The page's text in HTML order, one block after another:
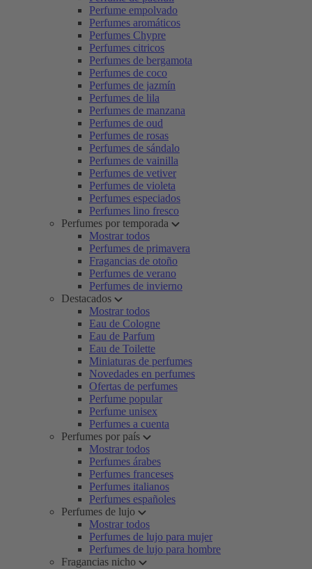
Perfume empolvado
Perfumes aromáticos
Perfumes Chypre
Perfumes citricos
Perfumes de bergamota
Perfumes de coco
Perfumes de jazmín
Perfumes de lila
Perfumes de manzana
Perfumes de oud
Perfumes de rosas
Perfumes de sándalo
Perfumes de vainilla
Perfumes de vetiver
Perfumes de violeta
Perfumes especiados
Perfumes lino fresco
Perfumes por temporada
Mostrar todos
Perfumes de primavera
Fragancias de otoño
Perfumes de verano
Perfumes de invierno
Destacados
Mostrar todos
Eau de Cologne
Eau de Parfum
Eau de Toilette
Miniaturas de perfumes
Novedades en perfumes
Ofertas de perfumes
Perfume popular
Perfume unisex
Perfumes a cuenta
Perfumes por país
Mostrar todos
Perfumes árabes
Perfumes franceses
Perfumes italianos
Perfumes españoles
Perfumes de lujo
Mostrar todos
Perfumes de lujo para mujer
Perfumes de lujo para hombre
Fragancias nicho